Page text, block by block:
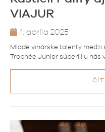
VIAJUR
1. apríla 2025
Mladé vinárske talenty
Trophée Junior súperili u nás